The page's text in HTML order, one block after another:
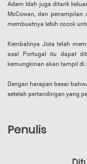
Adam Idah juga ditarik
McCowan, dan penampilan
membuatnya lebih cocok
Kembalinya Jota telah
asal Portugal itu dapat
kemungkinan akan tampil di
Dengan harapan besar
setelah pertandingan yang
Penulis